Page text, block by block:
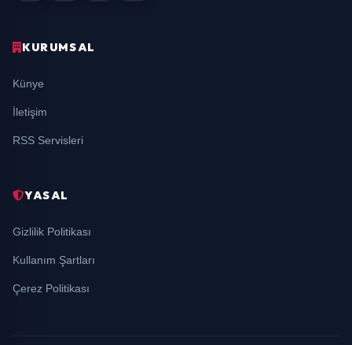
KURUMSAL
Künye
İletişim
RSS Servisleri
YASAL
Gizlilik Politikası
Kullanım Şartları
Çerez Politikası